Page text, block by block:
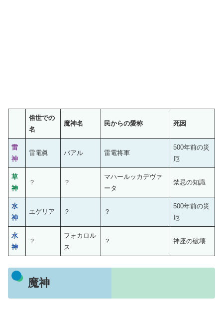
俗世での
名
魔神名 民からの愛称 死因
雷
神
雷電眞 バアル 雷電将軍
500年前の災
厄
草
神
？ ？
マハールッカデヴァ
ータ
禁忌の知識
水
神
エゲリア ？ ？
500年前の災
厄
水
神
？
フォカロル
ス
？ 神座の破壊
魔神